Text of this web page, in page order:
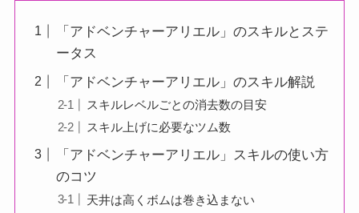
「アドベンチャーアリエル」のスキルとステ
ータス
「アドベンチャーアリエル」のスキル解説
スキルレベルごとの消去数の目安
スキル上げに必要なツム数
「アドベンチャーアリエル」スキルの使い方
のコツ
天井は高くボムは巻き込まない